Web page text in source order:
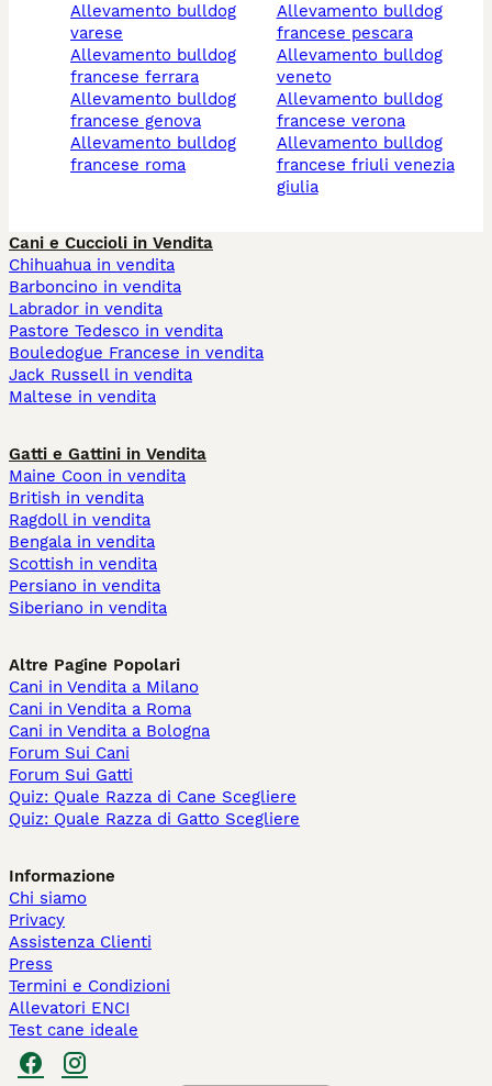
allevamento bulldog
varese
allevamento bulldog
francese ferrara
allevamento bulldog
francese genova
allevamento bulldog
francese roma
allevamento bulldog
francese pescara
allevamento bulldog
veneto
allevamento bulldog
francese verona
allevamento bulldog
francese friuli venezia
giulia
Cani e Cuccioli in Vendita
Chihuahua in vendita
Barboncino in vendita
Labrador in vendita
Pastore Tedesco in vendita
Bouledogue Francese in vendita
Jack Russell in vendita
Maltese in vendita
Gatti e Gattini in Vendita
Maine Coon in vendita
British in vendita
Ragdoll in vendita
Bengala in vendita
Scottish in vendita
Persiano in vendita
Siberiano in vendita
Altre Pagine Popolari
Cani in Vendita a Milano
Cani in Vendita a Roma
Cani in Vendita a Bologna
Forum Sui Cani
Forum Sui Gatti
Quiz: Quale Razza di Cane Scegliere
Quiz: Quale Razza di Gatto Scegliere
Informazione
Chi siamo
Privacy
Assistenza Clienti
Press
Termini e Condizioni
Allevatori ENCI
Test cane ideale